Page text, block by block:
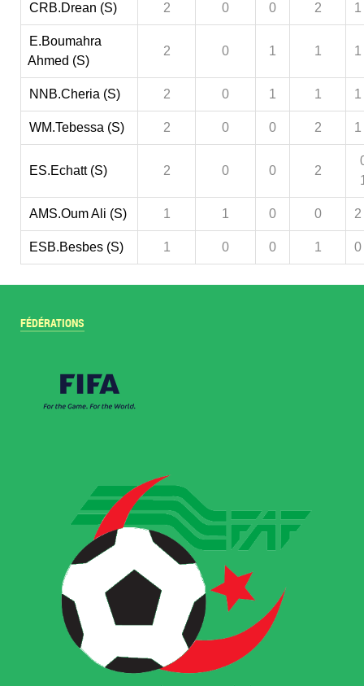
CRB.Drean (S) 2 0 0 2 1
E.Boumahra
Ahmed (S)
2 0 1 1 1
NNB.Cheria (S) 2 0 1 1 1
WM.Tebessa (S) 2 0 0 2 1
ES.Echatt (S) 2 0 0 2
AMS.Oum Ali (S) 1 1 0 0 2
ESB.Besbes (S) 1 0 0 1 0
FÉDÉRATIONS